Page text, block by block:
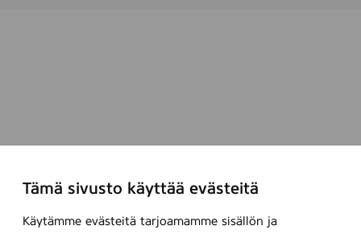
Tämä sivusto käyttää evästeitä
Käytämme evästeitä tarjoamamme sisällön ja